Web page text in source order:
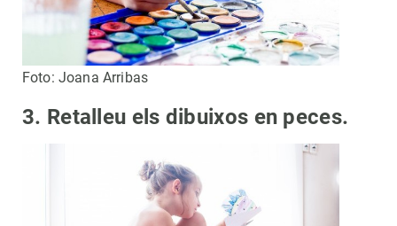
Foto: Joana Arribas
3. Retalleu els dibuixos en peces.